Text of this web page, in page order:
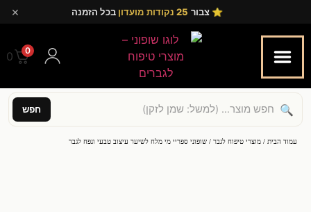
0
0.00
🔍 חפש
עמוד הבית / מוצרי טיפוח לגבר / שופוני ספריי מי מלח לשיער עיצוב טבעי ונפח לגבר
⭐ צבור 25 נקודות מועדון בכל הזמנה ×